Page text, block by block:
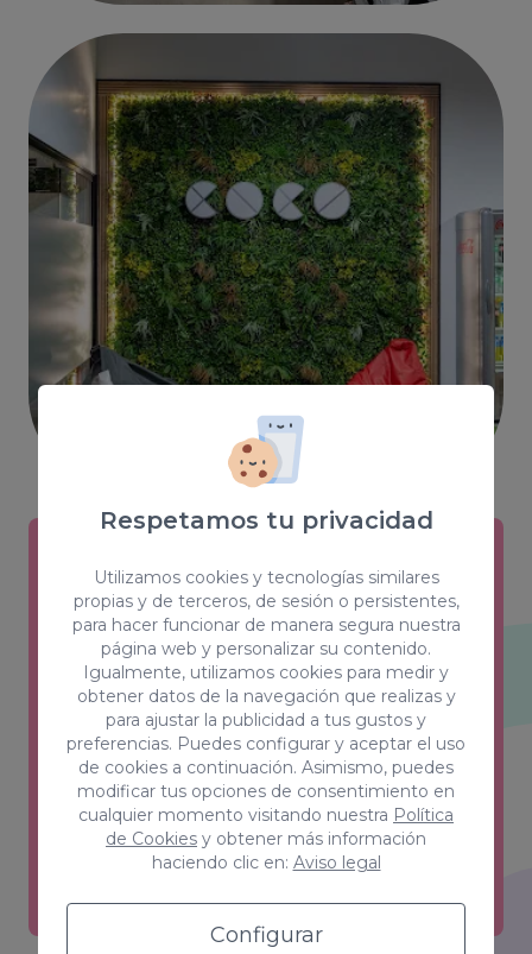
Respetamos tu privacidad
Utilizamos cookies y tecnologías similares
propias y de terceros, de sesión o persistentes,
para hacer funcionar de manera segura nuestra
página web y personalizar su contenido.
Igualmente, utilizamos cookies para medir y
obtener datos de la navegación que realizas y
para ajustar la publicidad a tus gustos y
preferencias. Puedes configurar y aceptar el uso
de cookies a continuación. Asimismo, puedes
modificar tus opciones de consentimiento en
cualquier momento visitando nuestra Política
de Cookies y obtener más información
haciendo clic en: Aviso legal
Configurar
Creativity & Design
Estilos, color, forma y sensaciones son
las claves de un equipo que ha
conseguido el equilibrio perfecto entre
creatividad y funcionalidad.
Ver más